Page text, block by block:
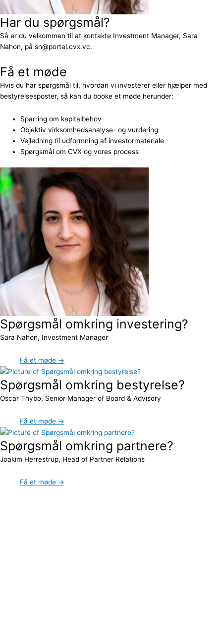
Har du spørgsmål?
Så er du velkommen til at kontakte Investment Manager, Sara
Nahon, på sn@portal.cvx.vc.
Få et møde
Hvis du har spørgsmål til, hvordan vi investerer eller hjælper med
bestyrelsesposter, så kan du booke et møde herunder:
Sparring om kapitalbehov
Objektiv virksomhedsanalyse- og vurdering
Vejledning til udformning af investormateriale
Spørgsmål om CVX og vores process
Spørgsmål omkring investering?
Sara Nahon, Investment Manager
Få et møde →
Spørgsmål omkring bestyrelse?
Oscar Thybo, Senior Manager of Board & Advisory
Få et møde →
Spørgsmål omkring partnere?
Joakim Herrestrup, Head of Partner Relations
Få et møde →